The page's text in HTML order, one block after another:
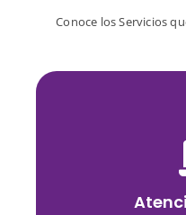
Conoce los Servicios
nuevas